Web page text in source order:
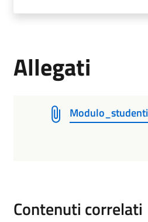
Allegati
Contenuti correlati